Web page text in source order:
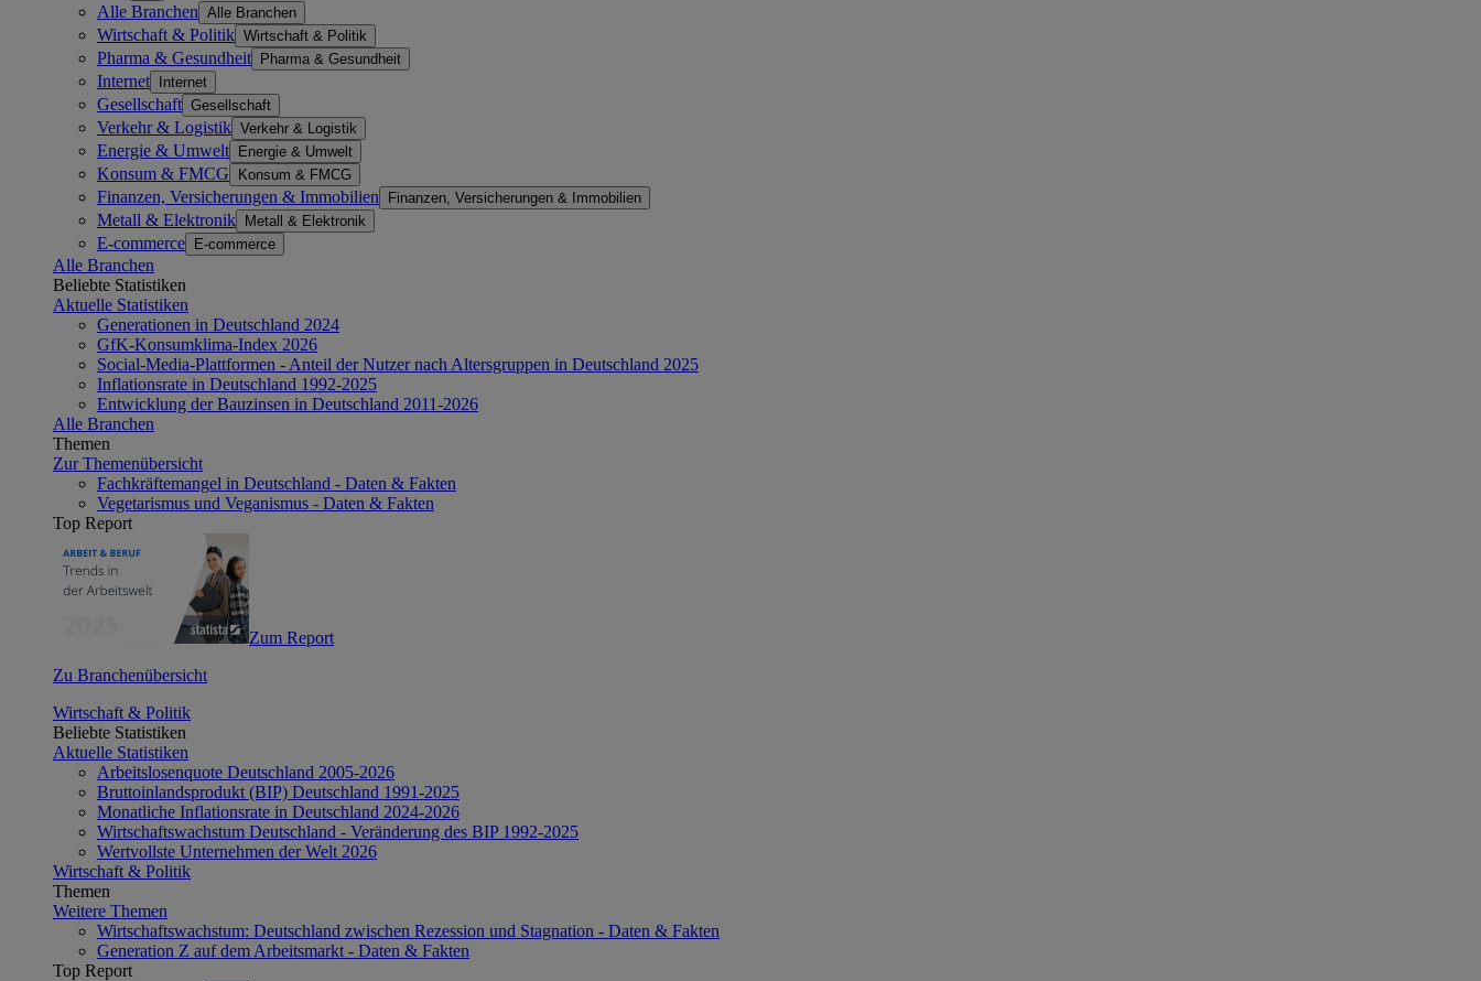
Alle Branchen Alle Branchen
Wirtschaft & Politik Wirtschaft & Politik
Pharma & Gesundheit Pharma & Gesundheit
Internet Internet
Gesellschaft Gesellschaft
Verkehr & Logistik Verkehr & Logistik
Energie & Umwelt Energie & Umwelt
Konsum & FMCG Konsum & FMCG
Finanzen, Versicherungen & Immobilien Finanzen, Versicherungen & Immobilien
Metall & Elektronik Metall & Elektronik
E-commerce E-commerce
Alle Branchen
Beliebte Statistiken
Aktuelle Statistiken
Generationen in Deutschland 2024
GfK-Konsumklima-Index 2026
Social-Media-Plattformen - Anteil der Nutzer nach Altersgruppen in Deutschland 2025
Inflationsrate in Deutschland 1992-2025
Entwicklung der Bauzinsen in Deutschland 2011-2026
Alle Branchen
Themen
Zur Themenübersicht
Fachkräftemangel in Deutschland - Daten & Fakten
Vegetarismus und Veganismus - Daten & Fakten
Top Report
Zum Report
Zu Branchenübersicht
Wirtschaft & Politik
Beliebte Statistiken
Aktuelle Statistiken
Arbeitslosenquote Deutschland 2005-2026
Bruttoinlandsprodukt (BIP) Deutschland 1991-2025
Monatliche Inflationsrate in Deutschland 2024-2026
Wirtschaftswachstum Deutschland - Veränderung des BIP 1992-2025
Wertvollste Unternehmen der Welt 2026
Wirtschaft & Politik
Themen
Weitere Themen
Wirtschaftswachstum: Deutschland zwischen Rezession und Stagnation - Daten & Fakten
Generation Z auf dem Arbeitsmarkt - Daten & Fakten
Top Report